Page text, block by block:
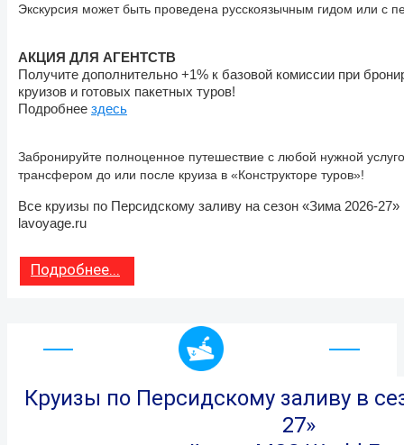
Экскурсия может быть проведена русскоязычным гидом или с
АКЦИЯ ДЛЯ АГЕНТСТВ
Получите дополнительно +1% к базовой комиссии при
круизов и готовых пакетных туров!
Подробнее здесь
Забронируйте полноценное путешествие с любой нужной
трансфером до или после круиза в «Конструкторе туров»!
Все круизы по Персидскому заливу на сезон «Зима 2026-
lavoyage.ru
Подробнее...
Круизы по Персидскому заливу в
27»